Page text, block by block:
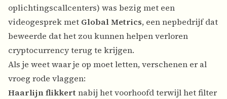
oplichtingscallcenters) was bezig met een
videogesprek met Global Metrics, een nepbedrijf dat
beweerde dat het zou kunnen helpen verloren
cryptocurrency terug te krijgen.
Als je weet waar je op moet letten, verschenen er al
vroeg rode vlaggen:
Haarlijn flikkert nabij het voorhoofd terwijl het filter